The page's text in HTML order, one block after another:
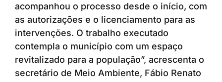
acompanhou o processo desde o início, com
as autorizações e o licenciamento para as
intervenções. O trabalho executado
contempla o município com um espaço
revitalizado para a população”, acrescenta o
secretário de Meio Ambiente, Fábio Renato